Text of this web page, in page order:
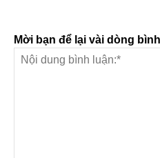
Mời bạn để lại vài dòng